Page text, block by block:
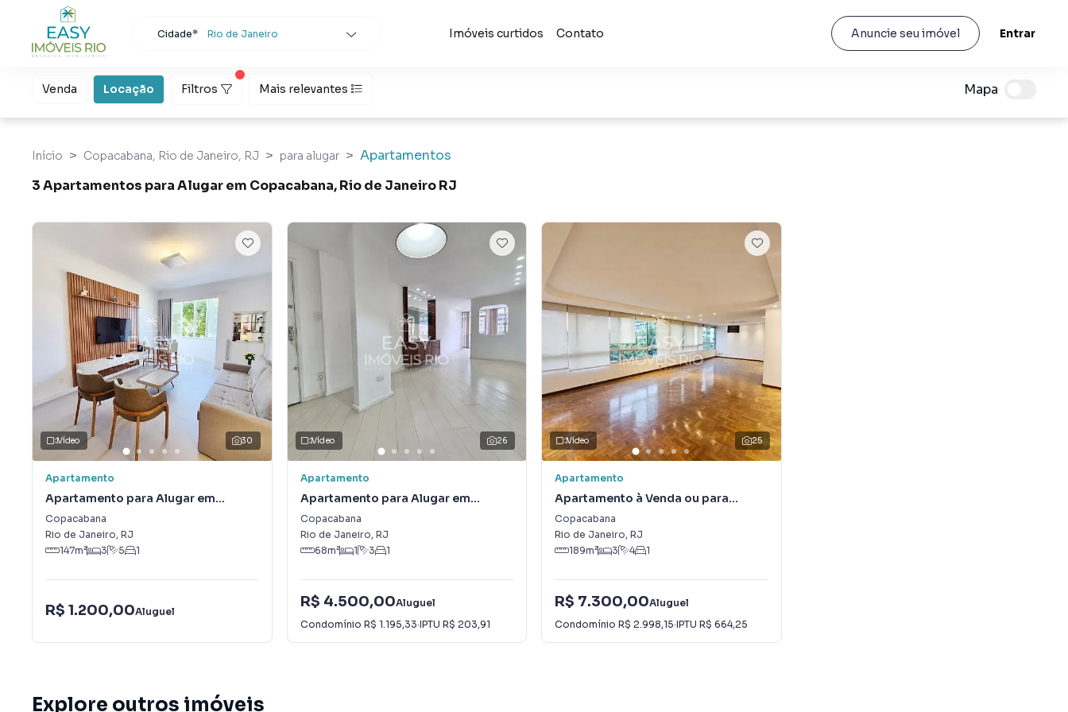
Cidade* Rio de Janeiro
Rio de Janeiro
Imóveis curtidos Contato Anuncie seu imóvel Entrar
Venda Locação Filtros Mais relevantes Mapa
Início Copacabana, Rio de Janeiro, RJ para alugar
Apartamentos
3 Apartamentos para Alugar em Copacabana, Rio de Janeiro RJ
30
Vídeo
Apartamento
Apartamento para Alugar em
Copacabana
Copacabana
Rio de Janeiro, RJ
147m² 3 5 1
R$ 1.200,00Aluguel
26
Vídeo
Apartamento
Apartamento para Alugar em
Copacabana
Copacabana
Rio de Janeiro, RJ
68m² 1 3 1
R$ 4.500,00Aluguel
Condomínio R$ 1.195,33·IPTU R$ 203,91
25
Vídeo
Apartamento
Apartamento à Venda ou para
Alugar em Copacabana
Copacabana
Rio de Janeiro, RJ
189m² 3 4 1
R$ 7.300,00Aluguel
Condomínio R$ 2.998,15·IPTU R$ 664,25
Explore outros imóveis